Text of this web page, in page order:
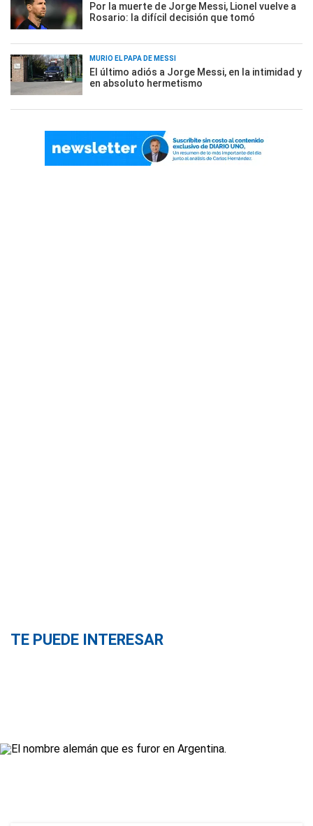
Por la muerte de Jorge Messi, Lionel vuelve a
Rosario: la difícil decisión que tomó
MURIÓ EL PAPÁ DE MESSI
El último adiós a Jorge Messi, en la intimidad y
en absoluto hermetismo
TE PUEDE INTERESAR